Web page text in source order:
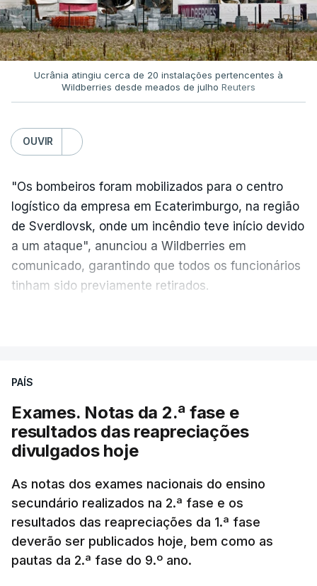
Ucrânia atingiu cerca de 20 instalações pertencentes à
Wildberries desde meados de julho Reuters
OUVIR
"Os bombeiros foram mobilizados para o centro
logístico da empresa em Ecaterimburgo, na região
de Sverdlovsk, onde um incêndio teve início devido
a um ataque", anunciou a Wildberries em
comunicado, garantindo que todos os funcionários
tinham sido previamente retirados.
20 instalações pertencentes à Wildberries --- uma
plataforma de comércio online muito popular,
frequentemente chamada de "Amazon russa" ---
anexada.
Os primeiros ataques, ocorridos na noite de 17 para
18 de julho, fizeram oito mortos e quase 90 feridos
em instalações nas regiões de Moscovo e Tambov
PAÍS
Exames. Notas da 2.ª fase e
resultados das reapreciações
divulgados hoje
As notas dos exames nacionais do ensino
secundário realizados na 2.ª fase e os
resultados das reapreciações da 1.ª fase
deverão ser publicados hoje, bem como as
pautas da 2.ª fase do 9.º ano.